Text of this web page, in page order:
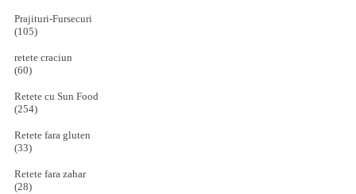
Prajituri-Fursecuri
(105)
retete craciun
(60)
Retete cu Sun Food
(254)
Retete fara gluten
(33)
Retete fara zahar
(28)